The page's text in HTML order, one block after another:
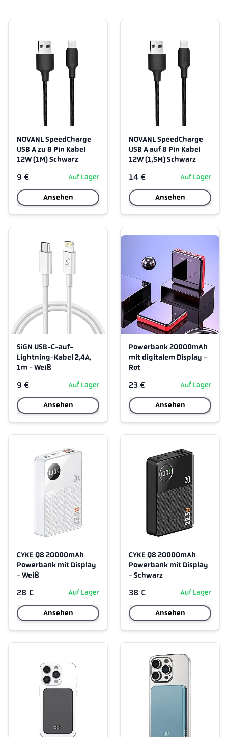
NOVANL SpeedCharge
USB A zu 8 Pin Kabel
12W (1M) Schwarz
9 € Auf Lager
Ansehen
NOVANL SpeedCharge
USB A auf 8 Pin Kabel
12W (1,5M) Schwarz
14 € Auf Lager
Ansehen
SiGN USB-C-auf-
Lightning-Kabel 2,4A,
1m - Weiß
9 € Auf Lager
Ansehen
Powerbank 20000mAh
mit digitalem Display -
Rot
23 € Auf Lager
Ansehen
CYKE Q8 20000mAh
Powerbank mit Display
- Weiß
28 € Auf Lager
Ansehen
CYKE Q8 20000mAh
Powerbank mit Display
- Schwarz
38 € Auf Lager
Ansehen